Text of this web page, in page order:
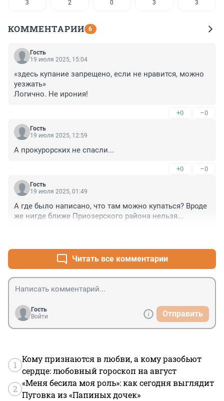
3 2 0 3 3
КОММЕНТАРИИ 6
Гость
19 июля 2025, 15:04
«здесь купание запрещено, если не нравится, можно
уезжать»
Логично. Не ирония!
+0 –0
Гость
19 июля 2025, 12:59
А прокурорских не спасли...
+0 –0
Гость
19 июля 2025, 01:49
А где было написано, что там можно купаться? Вроде
же нигде ближе Приозерского района нельзя...
Читать все комментарии
Гость
Войти
Отправить
1
Кому признаются в любви, а кому разобьют
сердце: любовный гороскоп на август
2
«Меня бесила моя роль»: как сегодня выглядит
Пуговка из «Папиных дочек»